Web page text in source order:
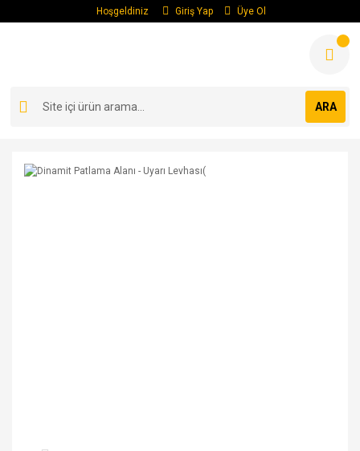
Hoşgeldiniz Giriş Yap Üye Ol
ARA